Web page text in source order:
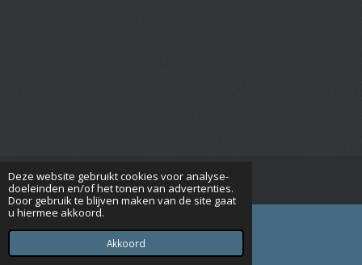
Deze website gebruikt cookies voor analyse-
doeleinden en/of het tonen van advertenties.
Door gebruik te blijven maken van de site gaat
u hiermee akkoord.
Akkoord
© 2015 - 2026 Seniorenverenigingrijsbergen.nl